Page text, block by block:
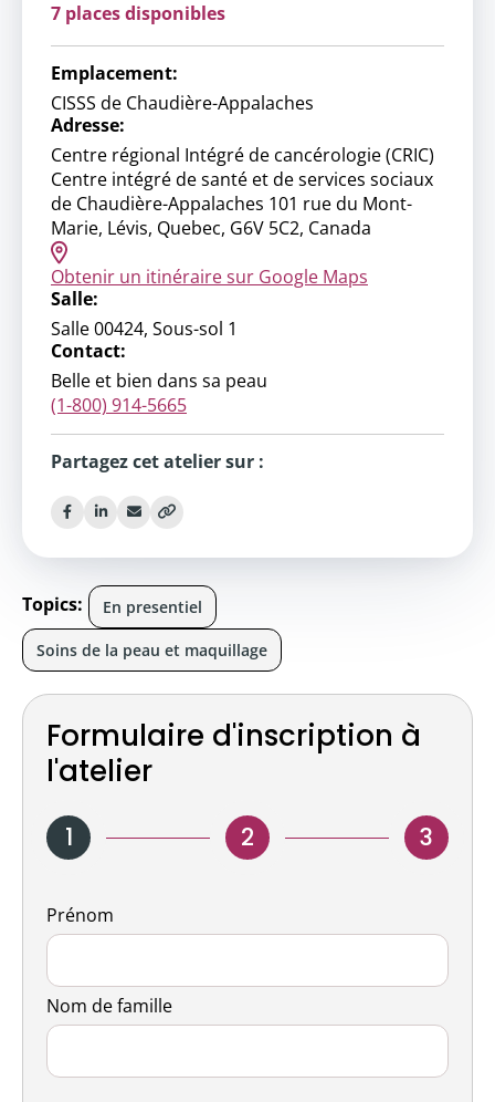
Formulaire d'inscription à
l'atelier
1 2 3
Nom
Prénom
Nom de famille
7 places disponibles
Emplacement:
CISSS de Chaudière-Appalaches
Adresse:
Centre régional Intégré de cancérologie (CRIC)
Centre intégré de santé et de services sociaux
de Chaudière-Appalaches 101 rue du Mont-
Marie, Lévis, Quebec, G6V 5C2, Canada
Obtenir un itinéraire sur Google Maps
Salle:
Salle 00424, Sous-sol 1
Contact:
Belle et bien dans sa peau
(1-800) 914-5665
Partagez cet atelier sur :
Topics: En presentiel
Soins de la peau et maquillage